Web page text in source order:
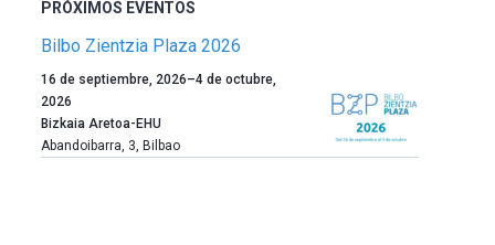
PRÓXIMOS EVENTOS
Bilbo Zientzia Plaza 2026
Un
año
más,
Bilbao
16 de septiembre, 2026–4 de octubre,
2026
Bizkaia Aretoa-EHU
Abandoibarra, 3, Bilbao